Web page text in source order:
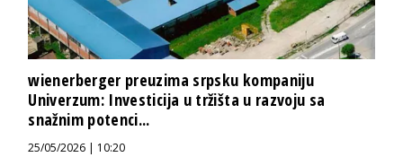
wienerberger preuzima srpsku kompaniju
Univerzum: Investicija u tržišta u razvoju sa
snažnim potenci...
25/05/2026 | 10:20